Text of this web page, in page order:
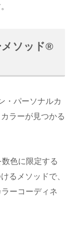
ソッド®︎
・パーソナルカ
ラーが見つかる
色に限定する
るメソッドで、
ーコーディネ